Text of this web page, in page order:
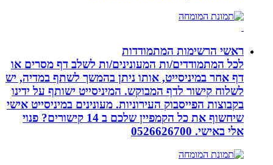
ראשי הרשימות המתמודדות
לכל המתמודדים/ות המעונינים/ות לשלב דף מסרים או
דף אחר במיניסייט, אותו ניתן בהמשך לשתף במדיה, יש
לשלוח קישור לדף המבוקש. המיניסייט ישותף על ידינו
בקבוצות הפייסבוק העירוניות. מעונינים במיניסייט אישי
שיחשוף את כל הקמפיין שלכם ב 14 קישורים? פנוי
אלי באישי. 0526626700